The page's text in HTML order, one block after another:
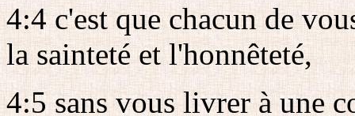
4:4 c'est que chacun de
la sainteté et l'honnêteté,
4:5 sans vous livrer à une